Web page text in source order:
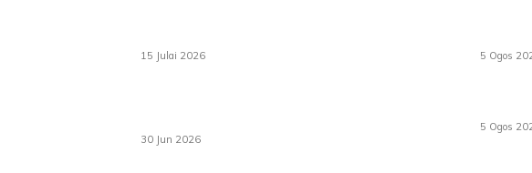
15 Julai 2026
30 Jun 2026
5 Ogos
5 Ogos